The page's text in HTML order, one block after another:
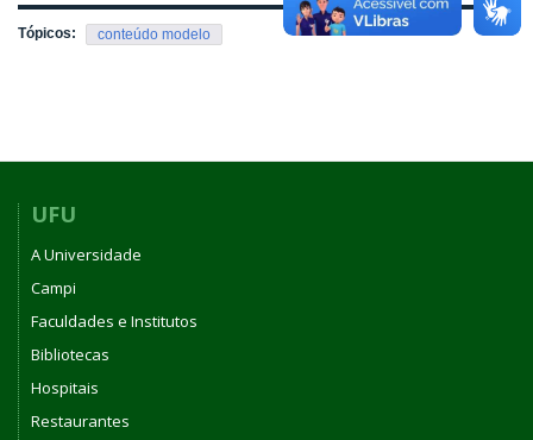
Tópicos: conteúdo modelo
UFU
A Universidade
Campi
Faculdades e Institutos
Bibliotecas
Hospitais
Restaurantes